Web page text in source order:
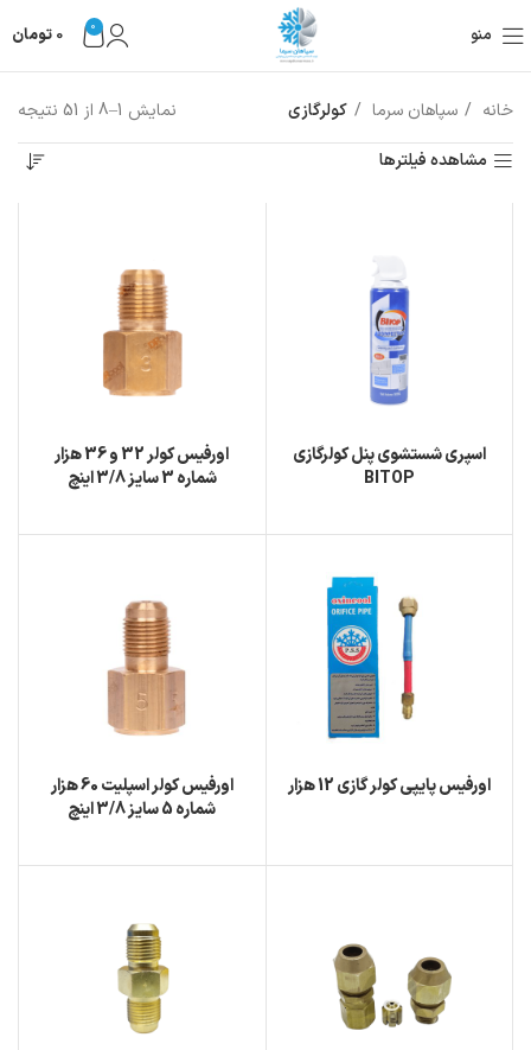
منو 0
0 تومان
خانه سپاهان سرما کولرگازی
نمایش 1–8 از 51 نتیجه
مشاهده فیلترها
اسپری شستشوی پنل کولرگازی
BITOP
اورفيس كولر 32 و 36 هزار
شماره 3 سايز 3/8 اينچ
اورفیس پایپی کولر گازی 12 هزار
اورفیس کولر اسپلیت 60 هزار
شماره 5 سایز 3/8 اینچ